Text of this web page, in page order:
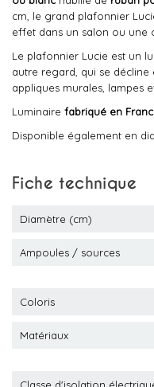
cm, le grand plafonnier
effet dans un salon ou une
Le plafonnier Lucie est un
autre regard, qui se décline
appliques murales, lampes
Luminaire fabriqué en
Disponible également en
Fiche technique
Diamètre (cm)
Ampoules / sources
Coloris
Matériaux